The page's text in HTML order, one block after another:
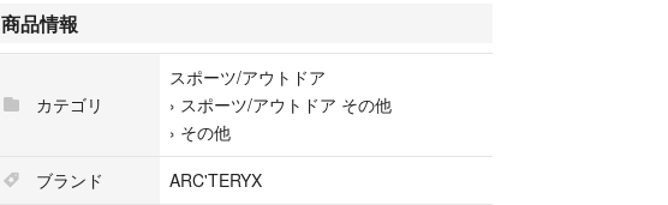
商品のお問い合わせの回答を休止しております。＊各商品ページの商
品詳細等をご確認の上ご購入ください。
他サイトや店舗にて販売している商品です。多少のお時間差にて欠品
になることもございます。予めご了承頂ますようお願い致します。
商品情報
カテゴリ
スポーツ/アウトドア
› スポーツ/アウトドア その他
› その他
ブランド
ARC'TERYX